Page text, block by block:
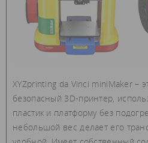
XYZprinting da Vinci miniMaker –
безопасный 3D-принтер,
пластик и платформу без
небольшой вес делает его